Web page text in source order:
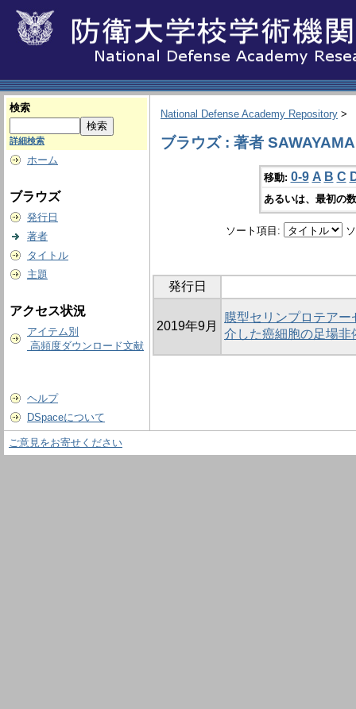
検索
詳細検索
ホーム
ブラウズ
発行日
著者
タイトル
主題
アクセス状況
アイテム別
高頻度ダウンロード文献
ヘルプ
DSpaceについて
National Defense Academy Repository >
ブラウズ : 著者
移動: 0-9 A B C
あるいは、最初の
ソート項目:
発行日
2019年9月
膜型セリンプロテア
介した癌細胞の足場非
ご意見をお寄せください